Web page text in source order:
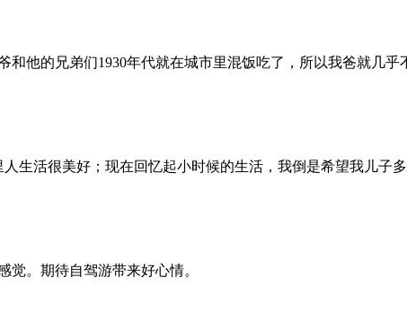
和他的兄弟们1930年代就在城市里混饭吃了，所以我爸就几
生活很美好；现在回忆起小时候的生活，我倒是希望我儿子
觉。期待自驾游带来好心情。